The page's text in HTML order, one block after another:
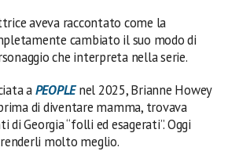
aveva raccontato come la
cambiato il suo modo di
che interpreta nella serie.
aPEOPLEnel 2025, Brianne Howey
di diventare mamma, trovava
Georgia “folli ed esagerati”. Oggi
molto meglio.